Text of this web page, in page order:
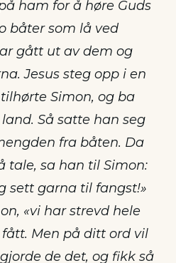
ham for å høre Guds
båter som lå ved
gått ut av dem og
Jesus steg opp i en
Simon, og ba
Så satte han seg
fra båten. Da
tale, sa han til Simon:
sett garna til fangst!»
«vi har strevd hele
Men på ditt ord vil
de det, og fikk så